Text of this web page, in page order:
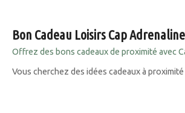
Bon Cadeau Loisirs Cap Adrenaline
Offrez des bons cadeaux de proximité avec
Vous cherchez des idées cadeaux à